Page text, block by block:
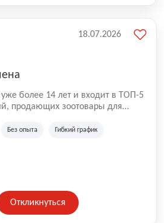
более 14 лет и входит в ТОП-5
продающих зоотовары для
розничными магазинами, а также
Яндекс. Маркет и
товаров по всей территории
кормов и собственные
Без опыта Гибкий график
18.07.2026
Откликнуться